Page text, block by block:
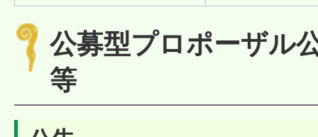
公募型プロポーザル
等